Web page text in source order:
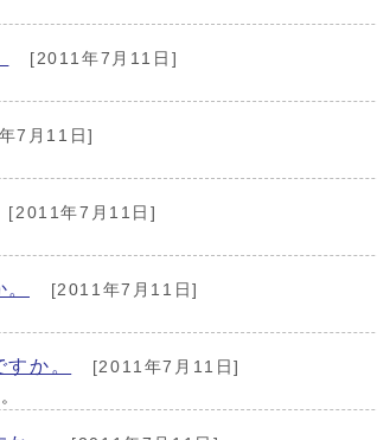
[2011年7月11日]
7月11日]
[2011年7月11日]
[2011年7月11日]
か。
[2011年7月11日]